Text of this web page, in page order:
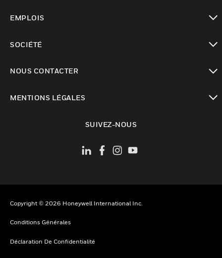
EMPLOIS
SOCIÉTÉ
NOUS CONTACTER
MENTIONS LÉGALES
SUIVEZ-NOUS
Copyright © 2026 Honeywell International Inc.
Conditions Générales
Déclaration De Confidentialité